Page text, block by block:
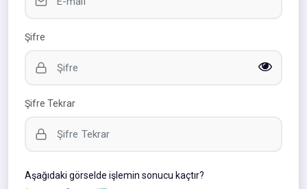
Şifre
Şifre Tekrar
Aşağıdaki görselde işlemin sonucu kaçtır?